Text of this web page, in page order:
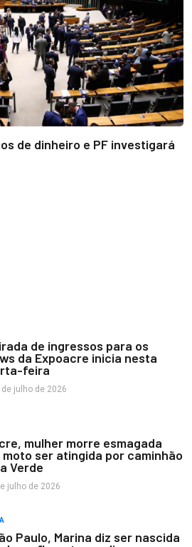
de dinheiro e PF investigará
de ingressos para os
da Expoacre inicia nesta
feira
de julho de 2026
mulher morre esmagada
moto ser atingida por caminhão
Verde
julho de 2026
Paulo, Marina diz ser nascida